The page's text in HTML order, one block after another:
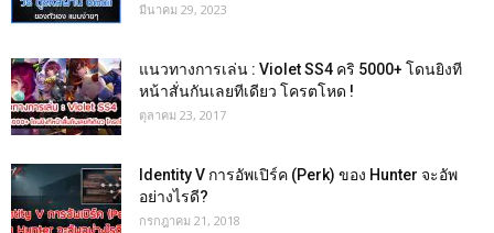
มีนาคม 29, 2023
แนวทางการเล่น : Violet SS4 คริ 5000+ โดนยิงที
หน้าสั่นกันเลยทีเดียว โครตโหด !
ตุลาคม 23, 2017
Identity V การอัพเปิร์ค (Perk) ของ Hunter จะอัพ
อย่างไรดี?
กรกฎาคม 21, 2018